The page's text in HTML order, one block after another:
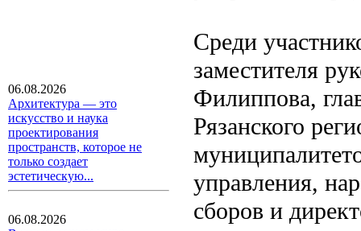
06.08.2026
Архитектура — это
искусство и наука
проектирования
пространств, которое не
только создает
эстетическую...
06.08.2026
Среди
заместителя
Филиппова,
Рязанского
управления,
сборов и